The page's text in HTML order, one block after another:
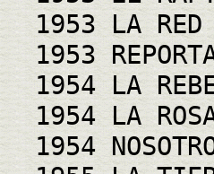
1953 LA RED
1953
1954 LA
1954 LA
1954